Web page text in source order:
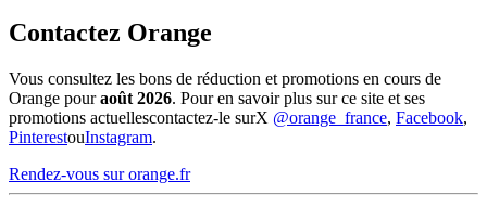
Contactez Orange
Vous consultez les bons de réduction et promotions en cours de
Orange pouraoût 2026. Pour en savoir plus sur ce site et ses
promotions actuellescontactez-le surX @orange_france, Facebook,
PinterestouInstagram.
Rendez-vous sur orange.fr